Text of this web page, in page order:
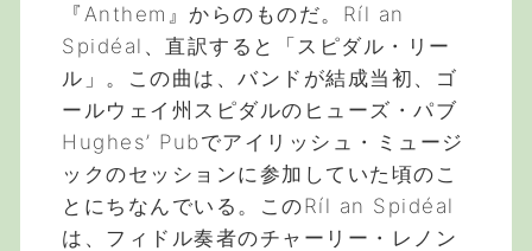
『Anthem』からのものだ。Ríl an
Spidéal、直訳すると「スピダル・リー
ル」。この曲は、バンドが結成当初、ゴ
ールウェイ州スピダルのヒューズ・パブ
Hughes’ Pubでアイリッシュ・ミュージ
ックのセッションに参加していた頃のこ
とにちなんでいる。このRíl an Spidéal
は、フィドル奏者のチャーリー・レノン